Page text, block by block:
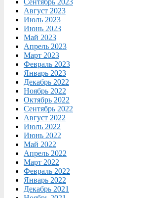
Август 2023
Июль 2023
Июнь 2023
Май 2023
Апрель 2023
Март 2023
Февраль 2023
Январь 2023
Декабрь 2022
Ноябрь 2022
Октябрь 2022
Сентябрь 2022
Август 2022
Июль 2022
Июнь 2022
Май 2022
Апрель 2022
Март 2022
Февраль 2022
Январь 2022
Декабрь 2021